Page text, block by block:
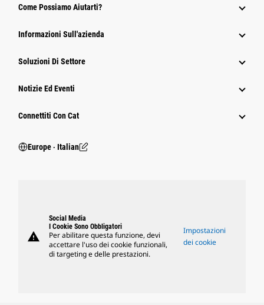
Come Possiamo Aiutarti?
Informazioni Sull'azienda
Soluzioni Di Settore
Notizie Ed Eventi
Connettiti Con Cat
Europe ‧ Italian
warning
Social Media
I Cookie Sono Obbligatori
Per abilitare questa funzione, devi
accettare l'uso dei cookie funzionali,
di targeting e delle prestazioni.
Impostazioni
dei cookie